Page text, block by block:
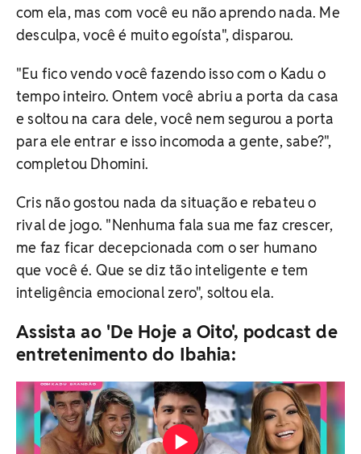
com ela, mas com você eu não aprendo nada. Me
desculpa, você é muito egoísta", disparou.
"Eu fico vendo você fazendo isso com o Kadu o
tempo inteiro. Ontem você abriu a porta da casa
e soltou na cara dele, você nem segurou a porta
para ele entrar e isso incomoda a gente, sabe?",
completou Dhomini.
Cris não gostou nada da situação e rebateu o
rival de jogo. "Nenhuma fala sua me faz crescer,
me faz ficar decepcionada com o ser humano
que você é. Que se diz tão inteligente e tem
inteligência emocional zero", soltou ela.
Assista ao 'De Hoje a Oito', podcast de
entretenimento do Ibahia: